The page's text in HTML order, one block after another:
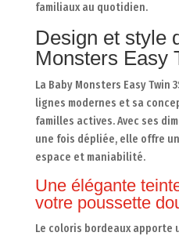
familiaux au quotidien.
Design et style
Monsters Easy
La Baby Monsters Easy Twin
lignes modernes et sa
familles actives. Avec ses
une fois dépliée, elle offre
espace et maniabilité.
Une élégante
votre poussette
Le coloris bordeaux